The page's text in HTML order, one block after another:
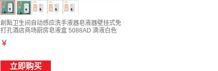
創點卫生间自动感应洗手液器皂液器壁挂式免
打孔酒店商场厨房皂液盒 5088AD 滴液白色
￥
立即购买